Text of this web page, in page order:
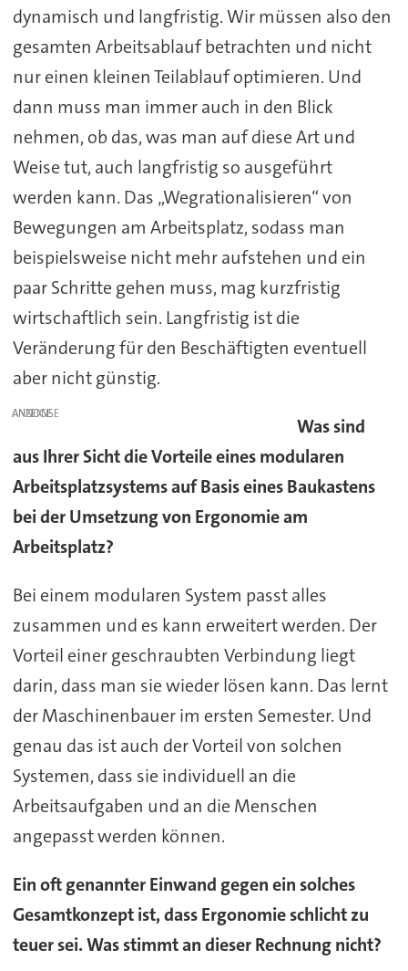
dynamisch und langfristig. Wir müssen also den
gesamten Arbeitsablauf betrachten und nicht
nur einen kleinen Teilablauf optimieren. Und
dann muss man immer auch in den Blick
nehmen, ob das, was man auf diese Art und
Weise tut, auch langfristig so ausgeführt
werden kann. Das „Wegrationalisieren“ von
Bewegungen am Arbeitsplatz, sodass man
beispielsweise nicht mehr aufstehen und ein
paar Schritte gehen muss, mag kurzfristig
wirtschaftlich sein. Langfristig ist die
Veränderung für den Beschäftigten eventuell
aber nicht günstig.
ANZEIGE
Was sind
aus Ihrer Sicht die Vorteile eines modularen
Arbeitsplatzsystems auf Basis eines Baukastens
bei der Umsetzung von Ergonomie am
Arbeitsplatz?
Bei einem modularen System passt alles
zusammen und es kann erweitert werden. Der
Vorteil einer geschraubten Verbindung liegt
darin, dass man sie wieder lösen kann. Das lernt
der Maschinenbauer im ersten Semester. Und
genau das ist auch der Vorteil von solchen
Systemen, dass sie individuell an die
Arbeitsaufgaben und an die Menschen
angepasst werden können.
Ein oft genannter Einwand gegen ein solches
Gesamtkonzept ist, dass Ergonomie schlicht zu
teuer sei. Was stimmt an dieser Rechnung nicht?